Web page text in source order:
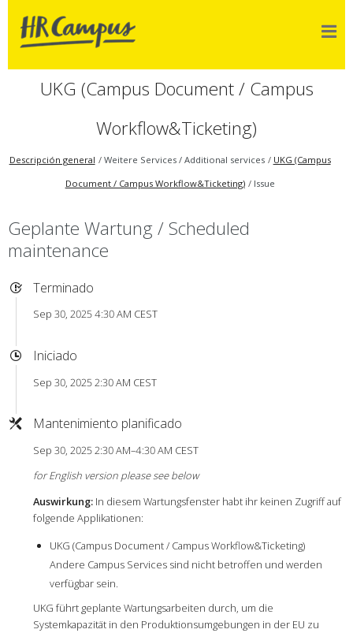
UKG (Campus Document / Campus
Workflow&Ticketing)
Descripción general Weitere Services / Additional services
UKG (Campus
Document / Campus Workflow&Ticketing)
Issue
Geplante Wartung / Scheduled
maintenance
Terminado
Sep 30, 2025 4:30 AM CEST
Iniciado
Sep 30, 2025 2:30 AM CEST
Mantenimiento planificado
Sep 30, 2025 2:30 AM–4:30 AM CEST
for English version please see below
Auswirkung:In diesem Wartungsfenster habt ihr keinen Zugriff auf
folgende Applikationen:
UKG (Campus Document / Campus Workflow&Ticketing)
Andere Campus Services sind nicht betroffen und werden
verfügbar sein.
UKG führt geplante Wartungsarbeiten durch, um die
Systemkapazität in den Produktionsumgebungen in der EU zu